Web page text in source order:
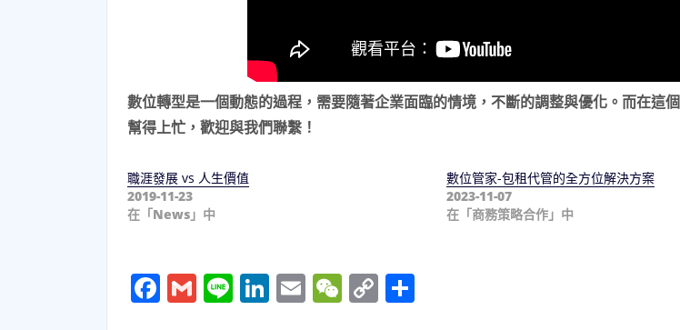
數位轉型是一個動態的過程，需要隨著企業面臨的情境，不斷的調整與優化。而在這
幫得上忙，歡迎與我們聯繫！
職涯發展 vs 人生價值
2019-11-23
在「News」中
數位管家-包租代管的全方位解決方案
2023-11-07
在「商務策略合作」中
Facebook
Gmail
LineLinkedIn
EmailWeChat
Copy